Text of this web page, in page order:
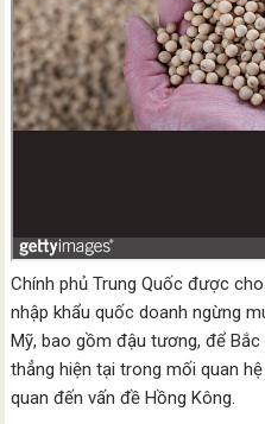
Chính phủ Trung Quốc được
nhập khẩu quốc doanh ngừng
Mỹ, bao gồm đậu tương, để
thẳng hiện tại trong mối quan
quan đến vấn đề Hồng Kông.